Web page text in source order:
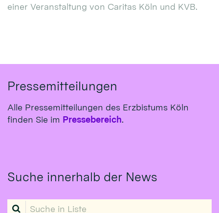
einer Veranstaltung von Caritas Köln und KVB.
Pressemitteilungen
Alle Pressemitteilungen des Erzbistums Köln
finden Sie im Pressebereich.
Suche innerhalb der News
Suche in Liste